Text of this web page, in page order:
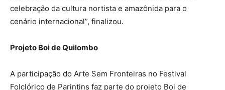
celebração da cultura nortista e amazônida para o
cenário internacional”, finalizou.
Projeto Boi de Quilombo
A participação do Arte Sem Fronteiras no Festival
Folclórico de Parintins faz parte do projeto Boi de